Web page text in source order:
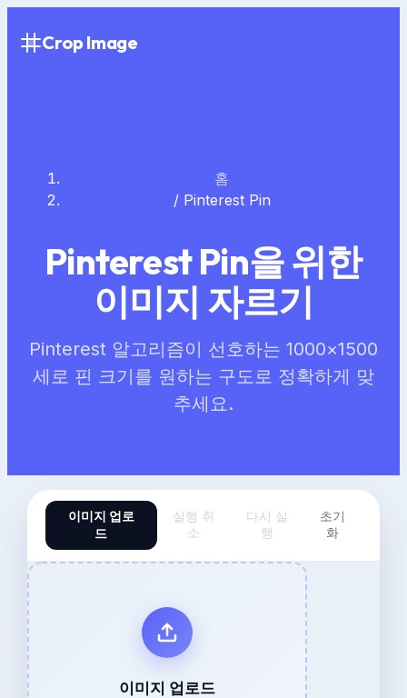
Crop Image
홈
/ Pinterest Pin
Pinterest Pin을 위한
이미지 자르기
Pinterest 알고리즘이 선호하는 1000×1500
세로 핀 크기를 원하는 구도로 정확하게 맞
추세요.
이미지 업로
드
실행 취
소
다시 실
행
초기
화
이미지 업로드